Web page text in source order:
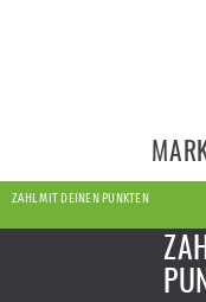
ZAHL MIT DEINEN PUNKTEN